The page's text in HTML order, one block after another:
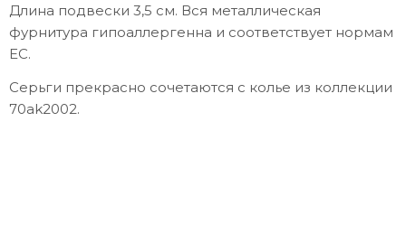
Длина подвески 3,5 см. Вся металлическая
фурнитура гипоаллергенна и соответствует нормам
ЕС.
Серьги прекрасно сочетаются с колье из коллекции
70ak2002.